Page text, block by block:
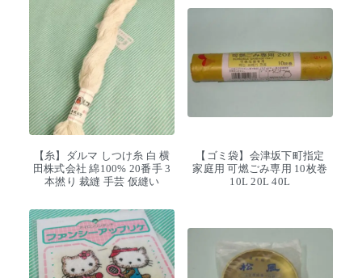
【糸】ダルマ しつけ糸 白 横
田株式会社 綿100% 20番手 3
本撚り 裁縫 手芸 仮縫い
【ゴミ袋】会津坂下町指定
家庭用 可燃ごみ専用 10枚巻
10L 20L 40L